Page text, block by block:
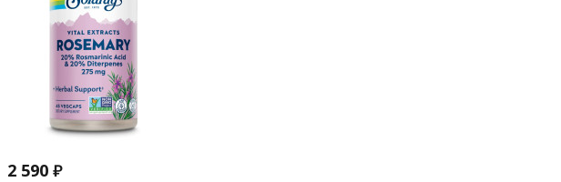
2 590 ₽